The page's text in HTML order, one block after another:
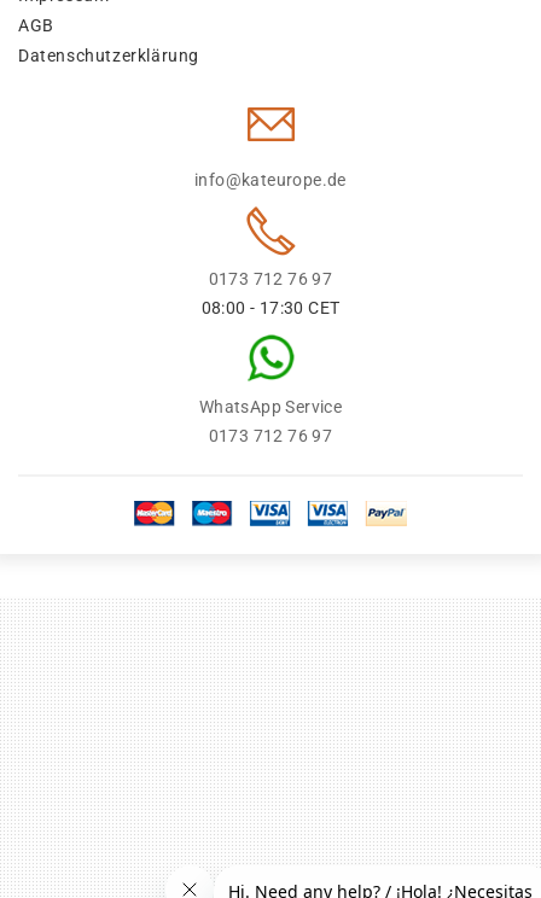
AGB
Datenschutzerklärung
info@kateurope.de
0173 712 76 97
08:00 - 17:30 CET
WhatsApp Service
0173 712 76 97